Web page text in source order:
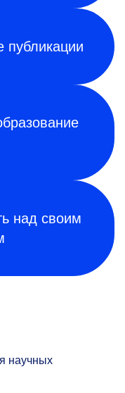
публикации
над своим
научных